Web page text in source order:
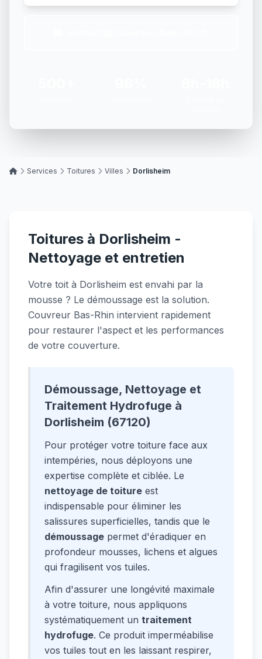
Services Toitures Villes Dorlisheim
Toitures à Dorlisheim -
Nettoyage et entretien
Votre toit à Dorlisheim est envahi par la
mousse ? Le démoussage est la solution.
Couvreur Bas-Rhin intervient rapidement
pour restaurer l'aspect et les performances
de votre couverture.
Démoussage, Nettoyage et
Traitement Hydrofuge à
Dorlisheim (67120)
Pour protéger votre toiture face aux
intempéries, nous déployons une
expertise complète et ciblée. Le
nettoyage de toiture est
indispensable pour éliminer les
salissures superficielles, tandis que le
démoussage permet d'éradiquer en
profondeur mousses, lichens et algues
qui fragilisent vos tuiles.
Afin d'assurer une longévité maximale
à votre toiture, nous appliquons
systématiquement un traitement
hydrofuge. Ce produit imperméabilise
vos tuiles tout en les laissant respirer,